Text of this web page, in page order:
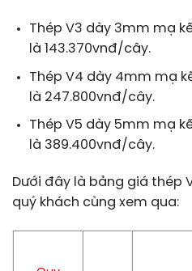
Thép V3 dày 3mm mạ
là 143.370vnđ/cây.
Thép V4 dày 4mm mạ
là 247.800vnđ/cây.
Thép V5 dày 5mm mạ
là 389.400vnđ/cây.
Dưới đây là bảng giá thép
quý khách cùng xem qua: